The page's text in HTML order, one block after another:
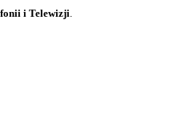
i Telewizji